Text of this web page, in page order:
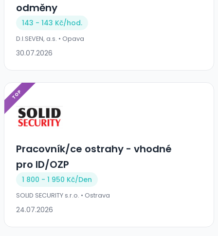
odměny
143 - 143 Kč/hod.
D.I.SEVEN, a.s. • Opava
30.07.2026
TOP
Pracovník/ce ostrahy - vhodné
pro ID/OZP
1 800 - 1 950 Kč/Den
SOLID SECURITY s.r.o. • Ostrava
24.07.2026